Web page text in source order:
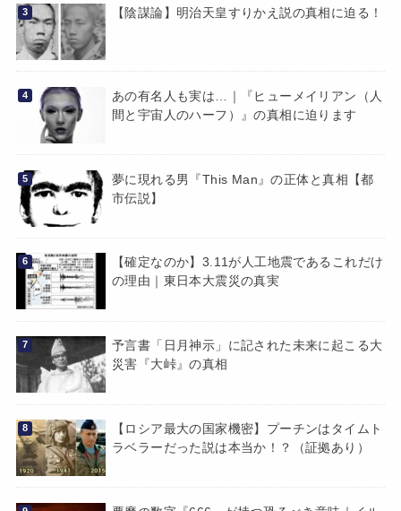
【陰謀論】明治天皇すりかえ説の真相に迫る！
あの有名人も実は…｜『ヒューメイリアン（人
間と宇宙人のハーフ）』の真相に迫ります
夢に現れる男『This Man』の正体と真相【都
市伝説】
【確定なのか】3.11が人工地震であるこれだけ
の理由｜東日本大震災の真実
予言書「日月神示」に記された未来に起こる大
災害『大峠』の真相
【ロシア最大の国家機密】プーチンはタイムト
ラベラーだった説は本当か！？（証拠あり）